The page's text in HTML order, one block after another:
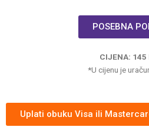
POSEBNA
CIJENA: 145
*U cijenu je
Uplati obuku Visa ili